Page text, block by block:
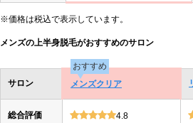
※価格は税込で表示しています。
メンズの上半身脱毛がおすすめのサロン
サロン
おすすめ
メンズクリア
総合評価 4.8